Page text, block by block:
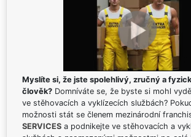
Myslíte si, že jste spolehlivý, zručný a
člověk? Domníváte se, že byste si mohl
ve stěhovacích a vyklízecích službách?
možnosti stát se členem mezinárodní
SERVICES a podnikejte ve stěhovacích a